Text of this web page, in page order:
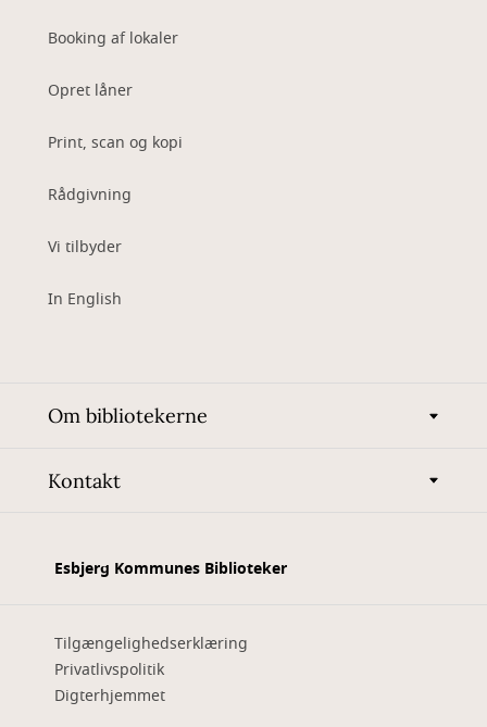
Booking af lokaler
Opret låner
Print, scan og kopi
Rådgivning
Vi tilbyder
In English
Om bibliotekerne
Kontakt
Esbjerg Kommunes Biblioteker
Tilgængelighedserklæring
Privatlivspolitik
Digterhjemmet